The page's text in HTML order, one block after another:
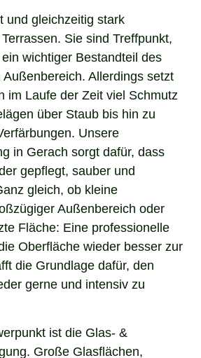
und gleichzeitig stark
Sie sind Treffpunkt,
wichtiger Bestandteil des
Allerdings setzt
im Laufe der Zeit viel Schmutz
über Staub bis hin zu
Unsere
in Gerach sorgt dafür, dass
gepflegt, sauber und
gleich, ob kleine
Außenbereich oder
Fläche: Eine professionelle
Oberfläche wieder besser zur
die Grundlage dafür, den
gerne und intensiv zu
ist die Glas- &
Große Glasflächen,